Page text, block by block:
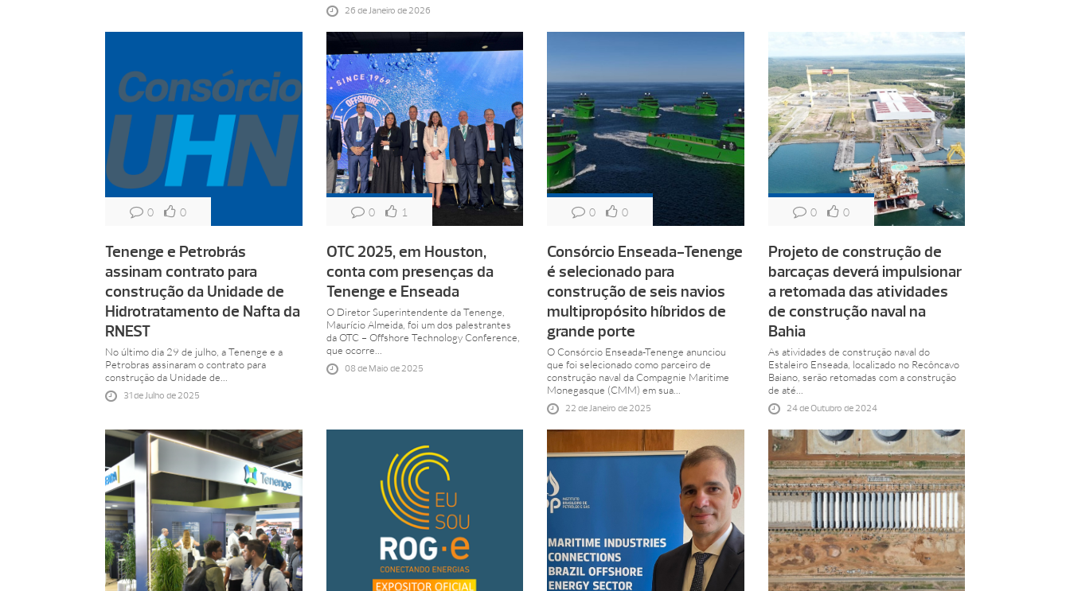
26 de Janeiro de 2026
0 0
Tenenge e Petrobrás
assinam contrato para
construção da Unidade de
Hidrotratamento de Nafta da
RNEST
No último dia 29 de julho, a Tenenge e a
Petrobras assinaram o contrato para
construção da Unidade de...
31 de Julho de 2025
0 1
OTC 2025, em Houston,
conta com presenças da
Tenenge e Enseada
O Diretor Superintendente da Tenenge,
Maurício Almeida, foi um dos palestrantes
da OTC – Offshore Technology Conference,
que ocorre...
08 de Maio de 2025
0 0
Consórcio Enseada-Tenenge
é selecionado para
construção de seis navios
multipropósito híbridos de
grande porte
O Consórcio Enseada-Tenenge anunciou
que foi selecionado como parceiro de
construção naval da Compagnie Maritime
Monegasque (CMM) em sua...
22 de Janeiro de 2025
0 0
Projeto de construção de
barcaças deverá impulsionar
a retomada das atividades
de construção naval na
Bahia
As atividades de construção naval do
Estaleiro Enseada, localizado no Recôncavo
Baiano, serão retomadas com a construção
de até...
24 de Outubro de 2024